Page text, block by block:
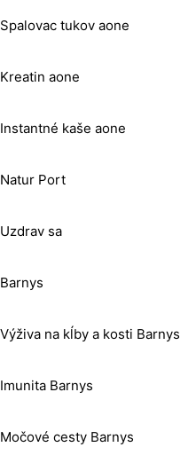
Spalovac tukov aone
Kreatin aone
Instantné kaše aone
Natur Port
Uzdrav sa
Barnys
Výživa na kĺby a kosti Barnys
Imunita Barnys
Močové cesty Barnys